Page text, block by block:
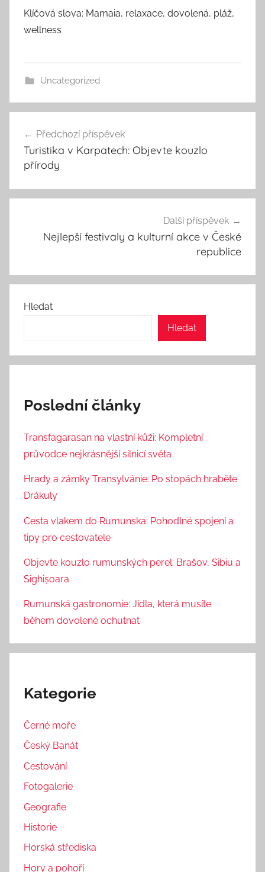
Klíčová slova: Mamaia, relaxace, dovolená, pláž,
wellness
Uncategorized
pro
příspěvek
Předchozí příspěvek
Turistika v Karpatech: Objevte kouzlo
přírody
Další příspěvek
Nejlepší festivaly a kulturní akce v České
republice
Hledat
Hledat
Poslední články
Transfagarasan na vlastní kůži: Kompletní
průvodce nejkrásnější silnicí světa
Hrady a zámky Transylvánie: Po stopách hraběte
Drákuly
Cesta vlakem do Rumunska: Pohodlné spojení a
tipy pro cestovatele
Objevte kouzlo rumunských perel: Brašov, Sibiu a
Sighișoara
Rumunská gastronomie: Jídla, která musíte
během dovolené ochutnat
Kategorie
Černé moře
Český Banát
Cestování
Fotogalerie
Geografie
Historie
Horská střediska
Hory a pohoří